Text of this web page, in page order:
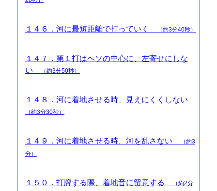
１４６．河に最短距離で打っていく （約3分40秒）
１４７．第１打はヘソの中心に、左寄せにしな
い
（約3分50秒）
１４８．河に着地させる時、見えにくくしない
（約3分30秒）
１４９．河に着地させる時、河を乱さない
（約3
分）
１５０．打牌する際、着地音に留意する
（約2分